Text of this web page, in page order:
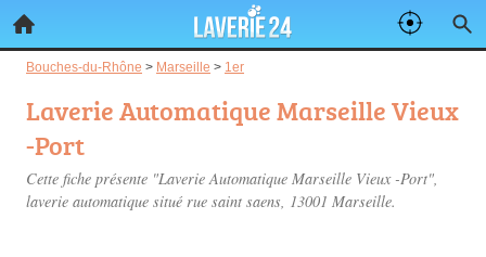
Bouches-du-Rhône > Marseille > 1er
Laverie Automatique Marseille Vieux
-Port
Cette fiche présente "Laverie Automatique Marseille Vieux -Port",
laverie automatique situé rue saint saens, 13001 Marseille.